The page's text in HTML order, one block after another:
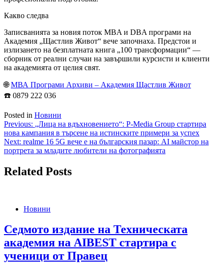
Какво следва
Записванията за новия поток MBA и DBA програми на
Академия „Щастлив Живот“ вече започнаха. Предстои и
излизането на безплатната книга „100 трансформации“ —
сборник от реални случаи на завършили курсисти и клиенти
на академията от целия свят.
🌐МВА Програми Архиви – Академия Щастлив Живот
☎️ 0879 222 036
Posted in Новини
Навигация
Previous: „Лица на вдъхновението“: P-Media Group стартира
нова кампания в търсене на истинските примери за успех
Next: realme 16 5G вече е на българския пазар: AI майстор на
портрета за младите любители на фотографията
Related Posts
Новини
Седмото издание на Техническата
академия на AIBEST стартира с
ученици от Правец